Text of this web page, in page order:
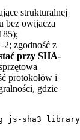
strukturalnej
bez owijacza
2; zgodność z
przy SHA-
protokołów i
gdzie
js-sha3 library